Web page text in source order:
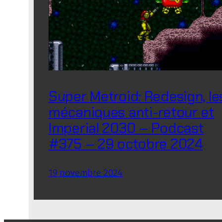
Super Metroid: Redesign,
mécaniques anti-retour et
Imperial 2030 – Podcast
#375 – 29 octobre 2024
19 novembre 2024